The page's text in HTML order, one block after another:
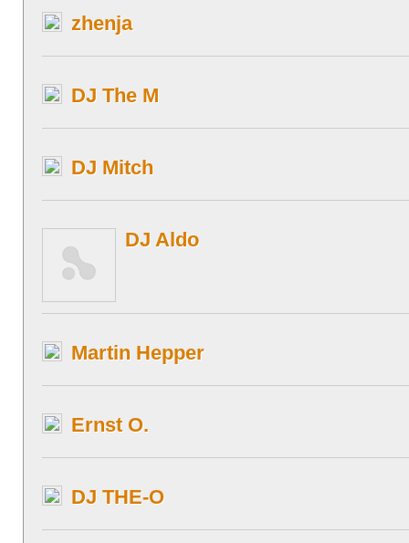
zhenja
DJ The M
DJ Mitch
DJ Aldo
Martin Hepper
Ernst O.
DJ THE-O